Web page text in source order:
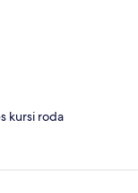
kursi roda